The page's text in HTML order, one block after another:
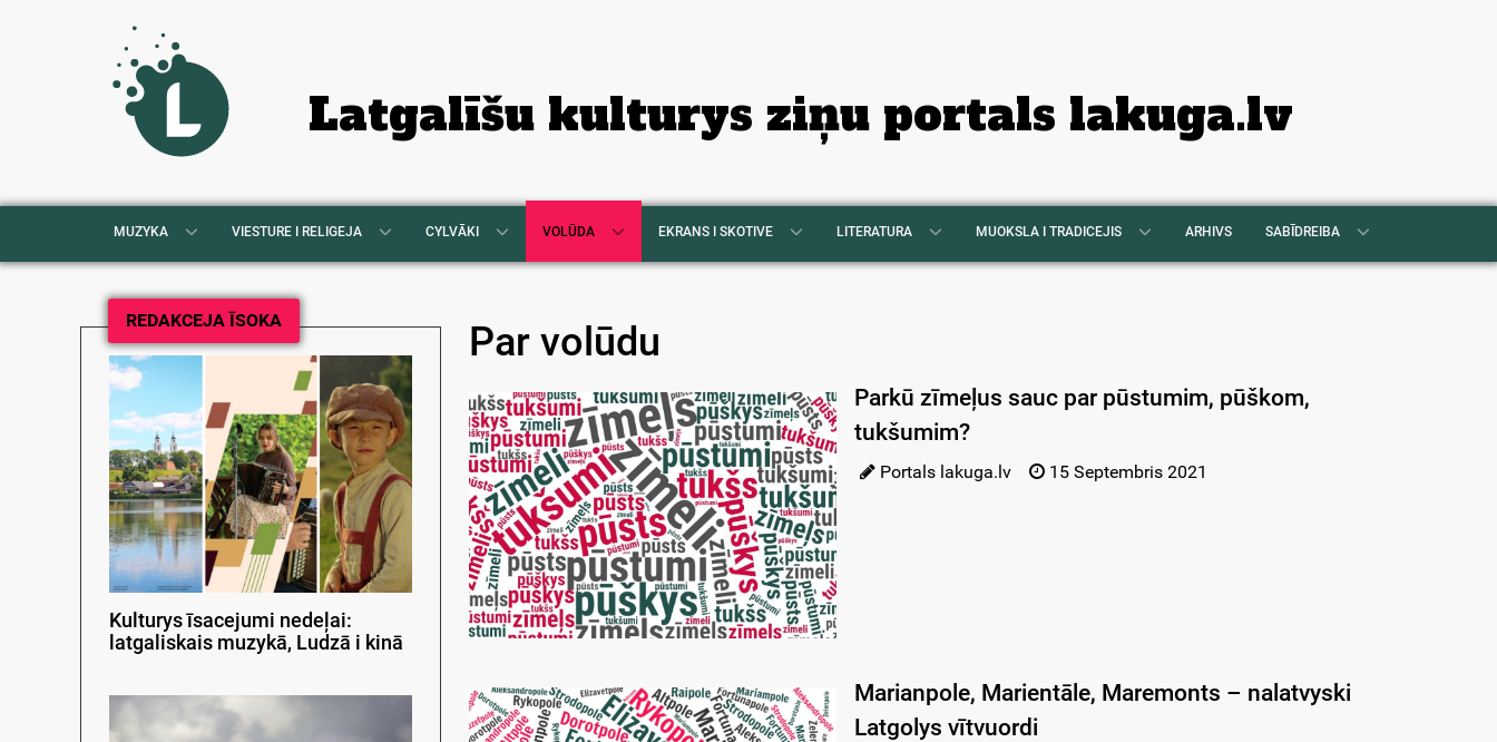
Latgalīšu kulturys ziņu portals lakuga.lv
MUZYKA VIESTURE I RELIGEJA CYLVĀKI VOLŪDA EKRANS I SKOTIVE LITERATURA MUOKSLA I TRADICEJIS ARHIVS SABĪDREIBA
REDAKCEJA ĪSOKA
Kulturys īsacejumi nedeļai:
latgaliskais muzykā, Ludzā i kinā
Par volūdu
Parkū zīmeļus sauc par pūstumim, pūškom,
tukšumim?
Portals lakuga.lv 15 Septembris 2021
Marianpole, Marientāle, Maremonts – nalatvyski
Latgolys vītvuordi